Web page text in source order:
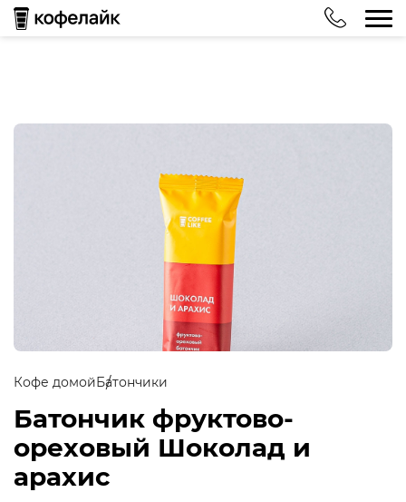
Кофе домойБатончики
Батончик фруктово-
ореховый Шоколад и
арахис